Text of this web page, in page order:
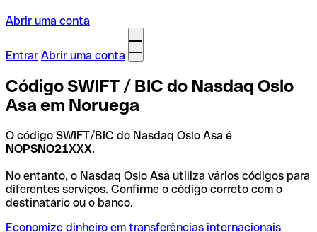
Abrir uma conta
Entrar Abrir uma conta
Código SWIFT / BIC do Nasdaq Oslo
Asa em Noruega
O código SWIFT/BIC do Nasdaq Oslo Asa é
NOPSNO21XXX.
No entanto, o Nasdaq Oslo Asa utiliza vários códigos para
diferentes serviços. Confirme o código correto com o
destinatário ou o banco.
Economize dinheiro em transferências internacionais